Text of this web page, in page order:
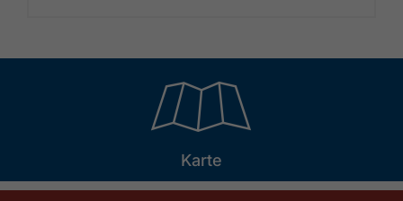
🞝
Karte